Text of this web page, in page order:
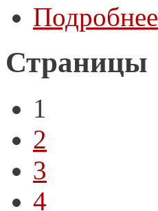
Подробнее
Страницы
1
2
3
4